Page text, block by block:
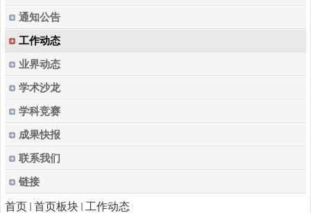
通知公告
工作动态
业界动态
学术沙龙
学科竞赛
成果快报
联系我们
链接
首页 首页板块
工作动态